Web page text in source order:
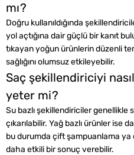
mı?
Doğru kullanıldığında
yol açtığına dair güçlü bir kanıt
tıkayan yoğun ürünlerin düzenli
sağlığını olumsuz etkileyebilir.
Saç şekillendiriciyi
yeter mi?
Su bazlı şekillendiriciler
çıkarılabilir. Yağ bazlı ürünler ise
bu durumda çift şampuanlama
daha etkili bir sonuç verebilir.